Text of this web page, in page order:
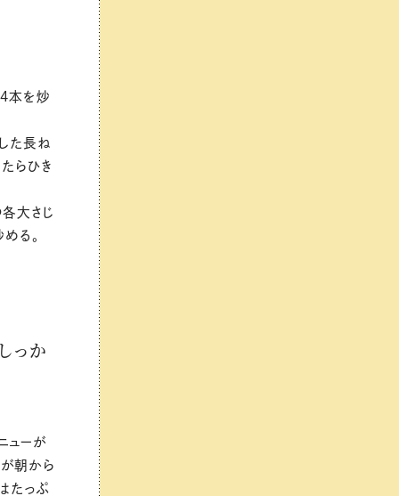
本を炒
た長ね
らひき
大さじ
る。
っか
ューが
朝から
たっぷ